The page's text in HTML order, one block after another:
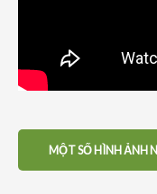
MỘT SỐ HÌNH ẢNH